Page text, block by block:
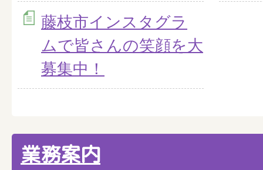
藤枝市インスタグラ
ムで皆さんの笑顔を大
募集中！
業務案内